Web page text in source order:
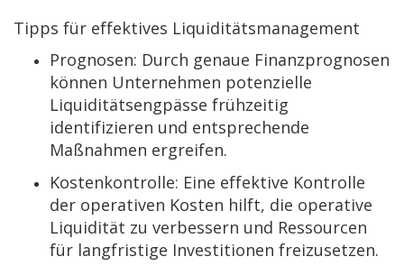
Tipps für effektives Liquiditätsmanagement
Prognosen: Durch genaue Finanzprognosen
können Unternehmen potenzielle
Liquiditätsengpässe frühzeitig
identifizieren und entsprechende
Maßnahmen ergreifen.
Kostenkontrolle: Eine effektive Kontrolle
der operativen Kosten hilft, die operative
Liquidität zu verbessern und Ressourcen
für langfristige Investitionen freizusetzen.